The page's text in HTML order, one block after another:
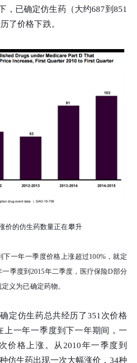
，已确定仿生药（大约687到851
了价格下跌。
价的仿生药数量正在攀升
一年一季度价格上涨超过100%，就定
一季度到2015年二季度，医疗保险D部分
义为已确定药物。
定仿生药总共经历了351次价格
上一年一季度到下一年期间，一
价格上涨。从2010年一季度到
仿生药出现一次大幅涨价，34种